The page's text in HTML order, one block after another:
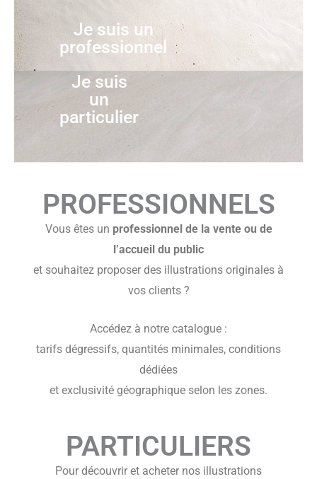
Je suis un
professionnel
Je suis
un
particulier
PROFESSIONNELS
Vous êtes un professionnel de la vente ou de
l’accueil du public
et souhaitez proposer des illustrations originales à
vos clients ?
Accédez à notre catalogue :
tarifs dégressifs, quantités minimales, conditions
dédiées
et exclusivité géographique selon les zones.
PARTICULIERS
Pour découvrir et acheter nos illustrations